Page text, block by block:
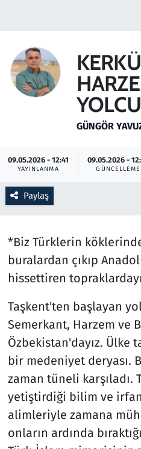
GÜNGÖR
09.05.2026 - 12:41
YAYINLANMA
09.05.2026 -
GÜNCELLEME
Paylaş
*Biz Türklerin
buralardan çıkıp
hissettiren
Taşkent'ten başlayan
Semerkant, Harzem ve
Özbekistan'dayız.
bir medeniyet deryası.
zaman tüneli karşıladı.
yetiştirdiği bilim ve irfan
alimleriyle zamana
onların ardında
Haber
Kültür Sanat
Kurumsal Haberler
Memur ve Kamu
Otomobil
Oyun
Ramazan
Rüya Tabirleri
Sağlık
Savunma Sanayi
Seçim 2023